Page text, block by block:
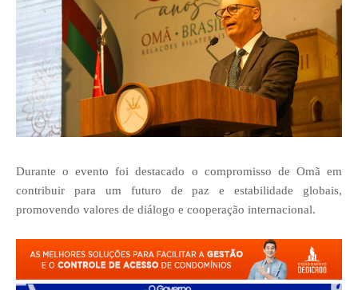
Durante o evento foi destacado o compromisso de Omã em
contribuir para um futuro de paz e estabilidade globais,
promovendo valores de diálogo e cooperação internacional.